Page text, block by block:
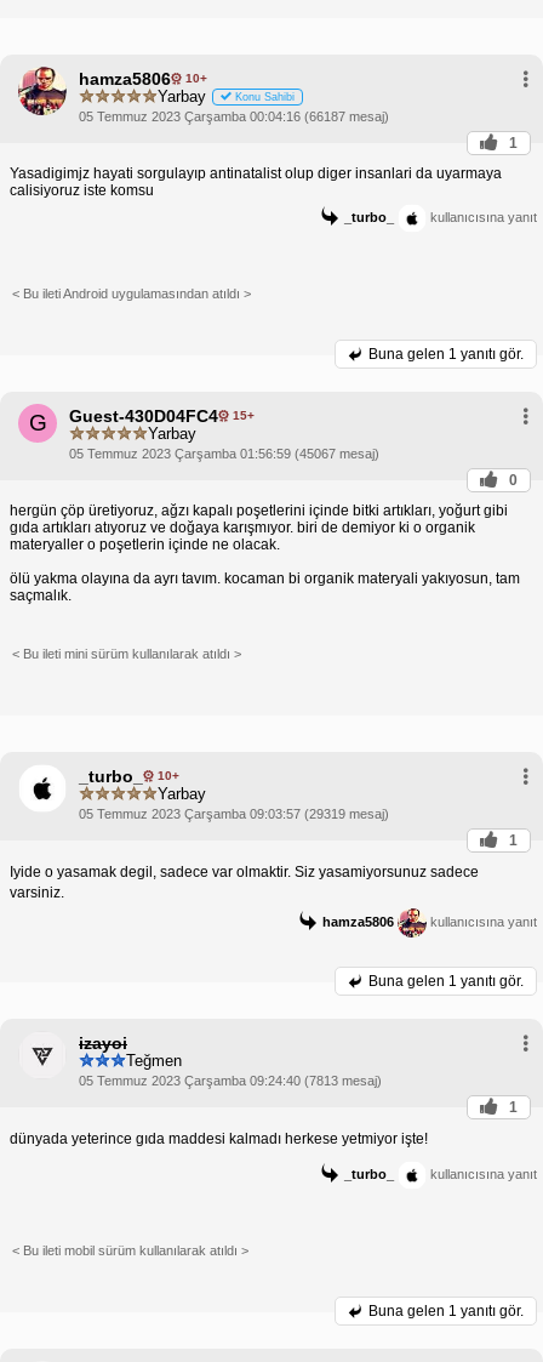
hamza5806 10+
Yarbay Konu Sahibi
05 Temmuz 2023 Çarşamba 00:04:16 (66187 mesaj)
1
Yasadigimjz hayati sorgulayıp antinatalist olup diger insanlari da uyarmaya
calisiyoruz iste komsu
_turbo_ kullanıcısına yanıt
< Bu ileti Android uygulamasından atıldı >
Buna gelen 1 yanıtı gör.
G Guest-430D04FC4 15+
Yarbay
05 Temmuz 2023 Çarşamba 01:56:59 (45067 mesaj)
0
hergün çöp üretiyoruz, ağzı kapalı poşetlerini içinde bitki artıkları, yoğurt gibi
gıda artıkları atıyoruz ve doğaya karışmıyor. biri de demiyor ki o organik
materyaller o poşetlerin içinde ne olacak.
ölü yakma olayına da ayrı tavım. kocaman bi organik materyali yakıyosun, tam
saçmalık.
< Bu ileti mini sürüm kullanılarak atıldı >
_turbo_ 10+
Yarbay
05 Temmuz 2023 Çarşamba 09:03:57 (29319 mesaj)
1
Iyide o yasamak degil, sadece var olmaktir. Siz yasamiyorsunuz sadece
varsiniz.
hamza5806 kullanıcısına yanıt
Buna gelen 1 yanıtı gör.
izayoi
Teğmen
05 Temmuz 2023 Çarşamba 09:24:40 (7813 mesaj)
1
dünyada yeterince gıda maddesi kalmadı herkese yetmiyor işte!
_turbo_ kullanıcısına yanıt
< Bu ileti mobil sürüm kullanılarak atıldı >
Buna gelen 1 yanıtı gör.